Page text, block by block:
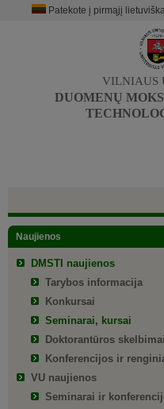
Patekote į pirmąjį
VILNIAUS
DUOMENŲ
Naujienos
DMSTI naujienos
Tarybos informacija
Konkursai
Seminarai, kursai
Doktorantūros skelbimai
Konferencijos ir
VU naujienos
Seminarai ir